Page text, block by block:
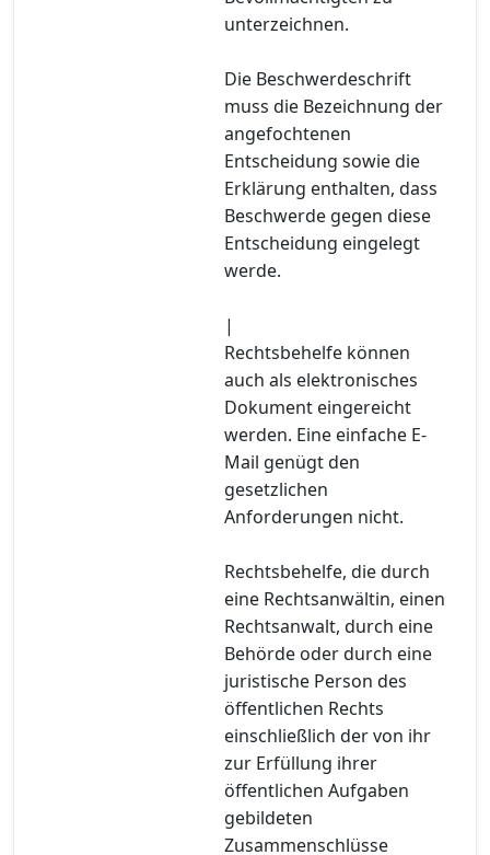
unterzeichnen.
Die Beschwerdeschrift
muss die Bezeichnung der
angefochtenen
Entscheidung sowie die
Erklärung enthalten, dass
Beschwerde gegen diese
Entscheidung eingelegt
werde.
|
Rechtsbehelfe können
auch als elektronisches
Dokument eingereicht
werden. Eine einfache E-
Mail genügt den
gesetzlichen
Anforderungen nicht.
Rechtsbehelfe, die durch
eine Rechtsanwältin, einen
Rechtsanwalt, durch eine
Behörde oder durch eine
juristische Person des
öffentlichen Rechts
einschließlich der von ihr
zur Erfüllung ihrer
öffentlichen Aufgaben
gebildeten
Zusammenschlüsse